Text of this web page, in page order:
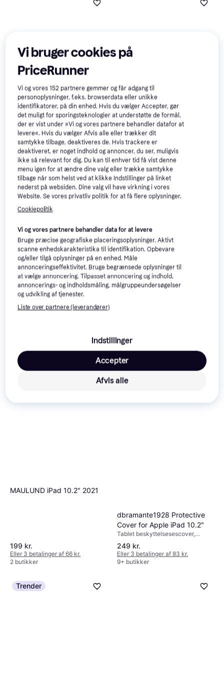
Apple iPad A13, 10.2-inch,
(2021), Wi-Fi + Cellular 64GB
Space Grey
10.2", Apple iPadOS
3.299 kr.
2 butikker
MAULUND iPad 10.2" 2021
2019 Læder Cover
Tabletcover
199 kr.
Eller 3 betalinger af 66 kr.
2 butikker
Otego iPad Cover 10.2 2021
2020 2019 Air 3 Pro 10.5
Tablet beskyttelsesescover
1 butik
Trender
185 kr.
Eller 3 betalinger af 62 kr.
MAULUND iPad 10.2" 2021
199 kr.
Eller 3 betalinger af 66 kr.
2 butikker
Trender
dbramante1928 Protective
Cover for Apple iPad 10.2"
Tablet beskyttelsesescover,
Tabletcover
249 kr.
Eller 3 betalinger af 83 kr.
9+ butikker
Trender
Vi bruger cookies på
PriceRunner
Vi og vores152 partnere gemmer og får adgang til
personoplysninger, f.eks. browserdata eller unikke
identifikatorer, på din enhed. Hvis du vælger Accepter, gør
det muligt for sporingsteknologier at understøtte de formål,
der er vist under »Vi og vores partnere behandler datafor at
levere«. Hvis du vælger Afvis alle eller trækker dit
samtykke tilbage, deaktiveres de. Hvis trackere er
deaktiveret, er noget indhold og annoncer, du ser, muligvis
ikke så relevant for dig. Du kan til enhver tid få vist denne
menu igen for at ændre dine valg eller trække samtykke
tilbage når som helst ved at klikke Indstillinger på linket
nederst på websiden. Dine valg vil have virkning i vores
Website. Se vores privatliv politik for at få flere oplysninger.
Cookiepolitik
Vi og vores partnere behandler data for at levere
Bruge præcise geografiske placeringsoplysninger. Aktivt
scanne enhedskarakteristika til identifikation. Opbevare
og/eller tilgå oplysninger på en enhed. Måle
annonceringseffektivitet. Bruge begrænsede oplysninger til
at vælge annoncering. Tilpasset annoncering og indhold,
annoncerings- og indholdsmåling, målgruppeundersøgelser
og udvikling af tjenester.
Liste over partnere (leverandører)
Indstillinger
Afvis alle
Accepter